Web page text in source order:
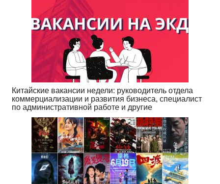
Китайские вакансии недели: руководитель отдела
коммерциализации и развития бизнеса, специалист
по административной работе и другие